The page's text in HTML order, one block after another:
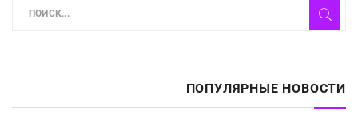
ПОПУЛЯРНЫЕ НОВОСТИ